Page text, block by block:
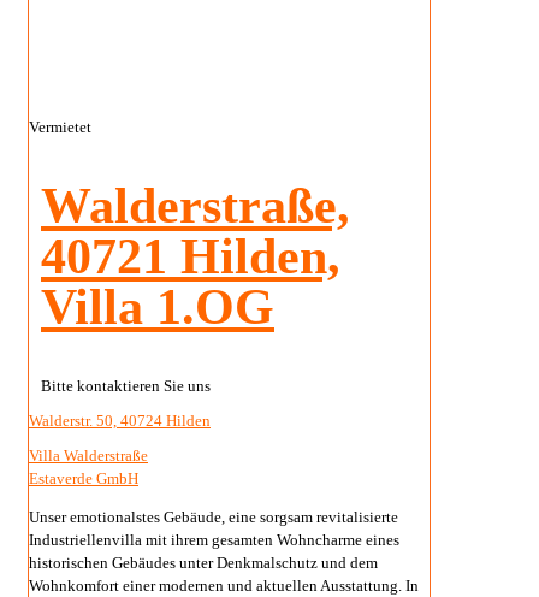
Vermietet
Walderstraße,
40721 Hilden,
Villa 1.OG
Bitte kontaktieren Sie uns
Walderstr. 50, 40724 Hilden
Villa Walderstraße
Estaverde GmbH
Unser emotionalstes Gebäude, eine sorgsam revitalisierte
Industriellenvilla mit ihrem gesamten Wohncharme eines
historischen Gebäudes unter Denkmalschutz und dem
Wohnkomfort einer modernen und aktuellen Ausstattung. In